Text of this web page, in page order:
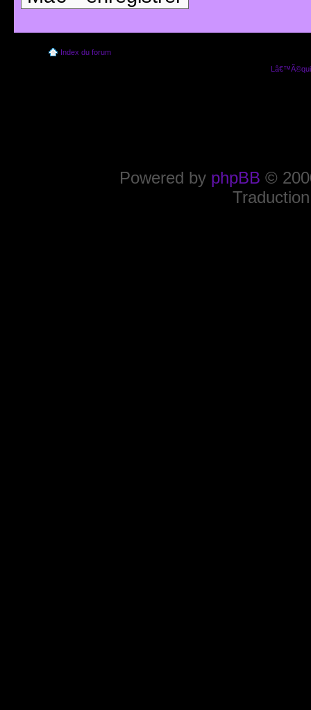
Index du forum
Powered by phpBB ©